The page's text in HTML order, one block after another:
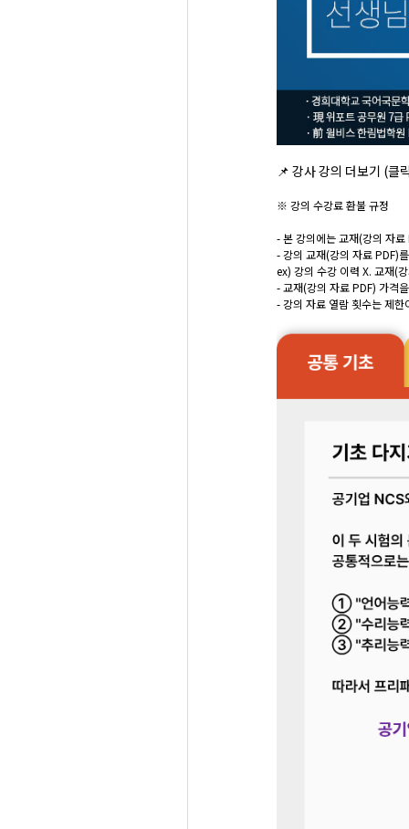
📌 강사 강의 더보기 (클
※ 강의 수강료 환불 규정
- 본 강의에는 교재(강의 자
- 강의 교재(강의 자료 PDF)
ex) 강의 수강 이력 X. 교재(
- 교재(강의 자료 PDF) 가격
- 강의 자료 열람 횟수는 제